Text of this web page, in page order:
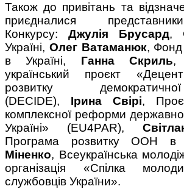
Також до привітань та
приєдналися
Конкурсу: Джулія Брусард,
Україні, Олег Ватаманюк, Фонд
в Україні, Ганна Скриль,
український проєкт
розвитку
(DECIDE), Ірина Свірі,
комплексної реформи
Україні» (EU4PAR),
Програма розвитку ООН в
Міненко, Всеукраїнська
організація «Спілка
службовців України».